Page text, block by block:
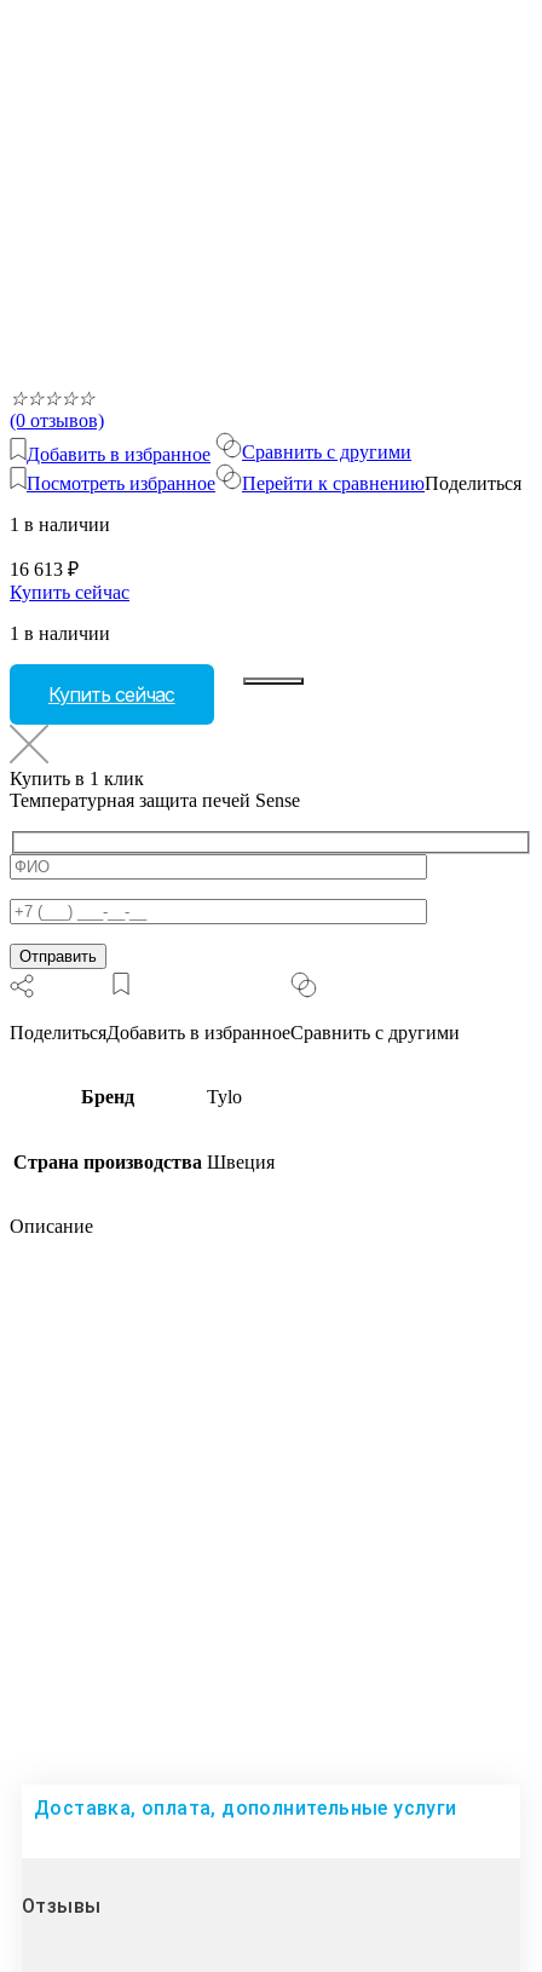
☆☆☆☆☆
(0 отзывов)
Добавить в избранное
Посмотреть избранное
Сравнить с другими
Перейти к сравнениюПоделиться
1 в наличии
16 613 ₽
Купить сейчас
1 в наличии
Купить сейчас
Количество
Купить в 1 клик
Температурная защита печей Sense
ПоделитьсяДобавить в избранноеСравнить с другими
Бренд Tylo
Страна производства Швеция
Описание
Доставка, оплата, дополнительные услуги
Отзывы